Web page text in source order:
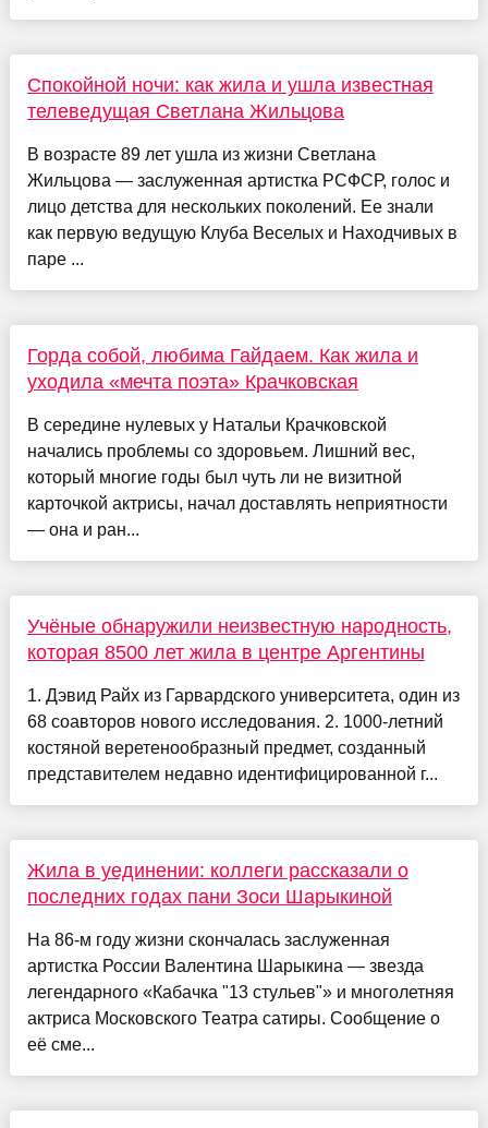
Спокойной ночи: как жила и ушла известная
телеведущая Светлана Жильцова
В возрасте 89 лет ушла из жизни Светлана
Жильцова — заслуженная артистка РСФСР, голос и
лицо детства для нескольких поколений. Ее знали
как первую ведущую Клуба Веселых и Находчивых в
паре ...
Горда собой, любима Гайдаем. Как жила и
уходила «мечта поэта» Крачковская
В середине нулевых у Натальи Крачковской
начались проблемы со здоровьем. Лишний вес,
который многие годы был чуть ли не визитной
карточкой актрисы, начал доставлять неприятности
— она и ран...
Учёные обнаружили неизвестную народность,
которая 8500 лет жила в центре Аргентины
1. Дэвид Райх из Гарвардского университета, один из
68 соавторов нового исследования. 2. 1000-летний
костяной веретенообразный предмет, созданный
представителем недавно идентифицированной г...
Жила в уединении: коллеги рассказали о
последних годах пани Зоси Шарыкиной
На 86-м году жизни скончалась заслуженная
артистка России Валентина Шарыкина — звезда
легендарного «Кабачка "13 стульев"» и многолетняя
актриса Московского Театра сатиры. Сообщение о
её сме...